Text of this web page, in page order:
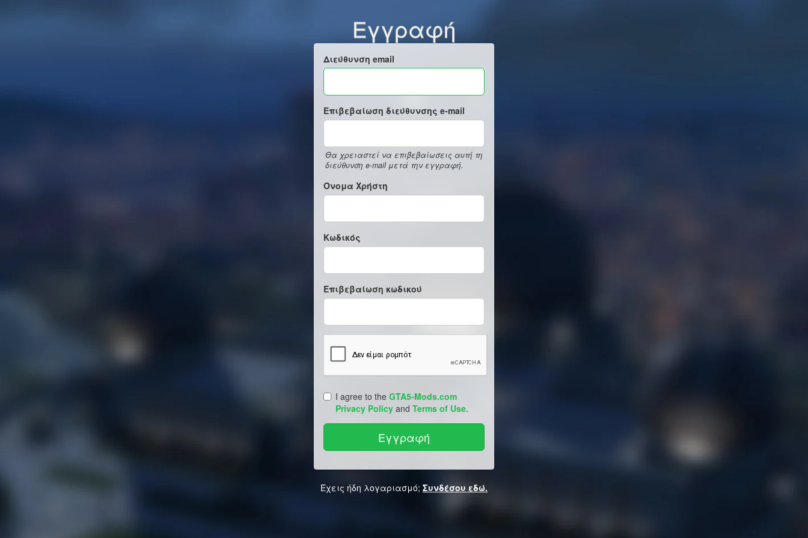
Εγγραφή
Διεύθυνση email
Επιβεβαίωση διεύθυνσης e-mail
Θα χρειαστεί να επιβεβαίωσεις αυτή τη
διεύθυνση e-mail μετά την εγγραφή.
Όνομα Χρήστη
Κωδικός
Επιβεβαίωση κωδικού
I agree to the GTA5-Mods.com
Privacy Policy and Terms of Use.
Έχεις ήδη λογαριασμό; Συνδέσου εδώ.